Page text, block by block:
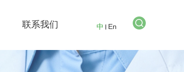
联系我们 中 En